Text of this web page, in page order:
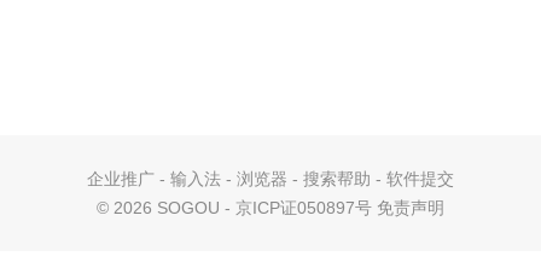
企业推广 - 输入法 - 浏览器 - 搜索帮助 - 软件提交
© 2026 SOGOU - 京ICP证050897号 免责声明